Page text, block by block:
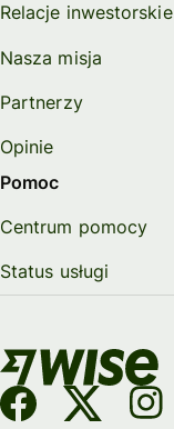
Relacje inwestorskie
Nasza misja
Partnerzy
Opinie
Pomoc
Centrum pomocy
Status usługi